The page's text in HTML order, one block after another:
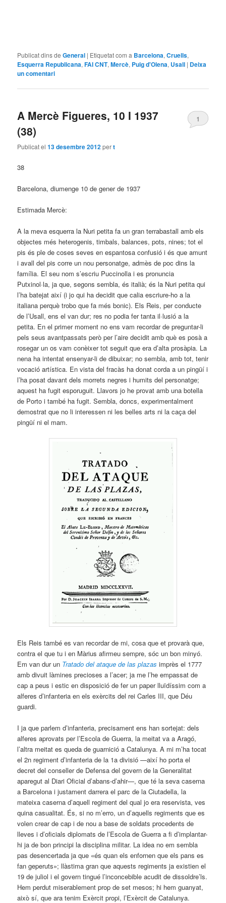
Publicat dins de General | Etiquetat com a Barcelona,Cruells,
Esquerra Republicana,FAI CNT,Mercè, Puig d'Olena, Usall | Deixa
un comentari
A Mercè Figueres, 10 I 1937
(38)
Publicat el13 desembre 2012pert
1
38
Barcelona, diumenge 10 de gener de 1937
Estimada Mercè:
A la meva esquerra la Nuri petita fa un gran terrabastall amb els
objectes més heterogenis, timbals, balances, pots, nines; tot el
pis és ple de coses seves en espantosa confusió i és que amunt
i avall del pis corre un nou personatge, admès de poc dins la
família. El seu nom s’escriu Puccinolla i es pronuncia
Putxinol·la, ja que, segons sembla, és italià; és la Nuri petita qui
l’ha batejat així (i jo qui ha decidit que calia escriure-ho a la
italiana perquè trobo que fa més bonic). Els Reis, per conducte
de l’Usall, ens el van dur; res no podia fer tanta il·lusió a la
petita. En el primer moment no ens vam recordar de preguntar-li
pels seus avantpassats però per l’aire decidit amb què es posà a
rosegar un os vam conèixer tot seguit que era d’alta prosàpia. La
nena ha intentat ensenyar-li de dibuixar; no sembla, amb tot, tenir
vocació artística. En vista del fracàs ha donat corda a un pingüí i
l’ha posat davant dels morrets negres i humits del personatge;
aquest ha fugit esporuguit. Llavors jo he provat amb una botella
de Porto i també ha fugit. Sembla, doncs, experimentalment
demostrat que no li interessen ni les belles arts ni la caça del
pingüí ni el mam.
Els Reis també es van recordar de mi, cosa que et provarà que,
contra el que tu i en Màrius afirmeu sempre, sóc un bon minyó.
Em van dur un Tratado del ataque de las plazas imprès el 1777
amb divuit làmines precioses a l’acer; ja me l’he empassat de
cap a peus i estic en disposició de fer un paper lluïdíssim com a
alferes d’infanteria en els exèrcits del rei Carles III, que Déu
guardi.
I ja que parlem d’infanteria, precisament ens han sortejat: dels
alferes aprovats per l’Escola de Guerra, la meitat va a Aragó,
l’altra meitat es queda de guarnició a Catalunya. A mi m’ha tocat
el 2n regiment d’infanteria de la 1a divisió —així ho porta el
decret del conseller de Defensa del govern de la Generalitat
aparegut al Diari Oficial d’abans-d’ahir—, que té la seva caserna
a Barcelona i justament darrera el parc de la Ciutadella, la
mateixa caserna d’aquell regiment del qual jo era reservista, ves
quina casualitat. És, si no m’erro, un d’aquells regiments que es
volen crear de cap i de nou a base de soldats procedents de
lleves i d’oficials diplomats de l’Escola de Guerra a fi d’implantar-
hi ja de bon principi la disciplina militar. La idea no em sembla
pas desencertada ja que «és quan els enfornen que els pans es
fan geperuts»; llàstima gran que aquests regiments ja existien el
19 de juliol i el govern tingué l’inconcebible acudit de dissoldre’ls.
Hem perdut miserablement prop de set mesos; hi hem guanyat,
això sí, que ara tenim Exèrcit propi, l’Exèrcit de Catalunya.